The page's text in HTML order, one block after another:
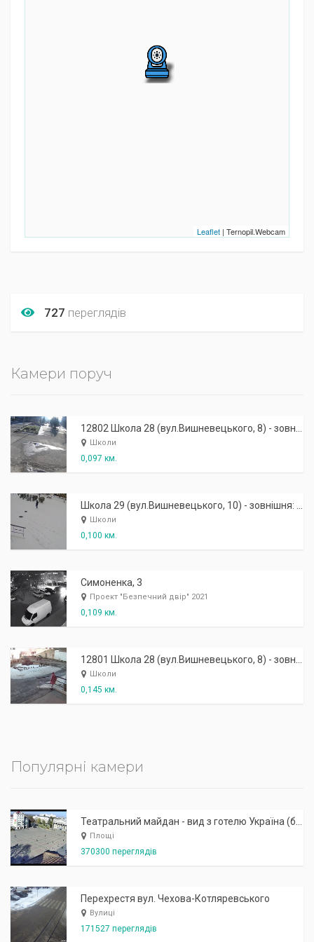
Leaflet | Ternopil.Webcam
727 переглядів
Камери поруч
Школи
0,097 км.
Школи
0,100 км.
Симоненка, 3
Проект "Безпечний двір" 2021
0,109 км.
Школи
0,145 км.
Популярні камери
Площі
370300 переглядів
Перехрестя вул. Чехова-Котляревського
Вулиці
171527 переглядів